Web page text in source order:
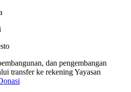
dan pengembangan
transfer ke rekening Yayasan